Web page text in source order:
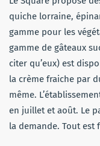
quiche lorraine,
gamme pour les
gamme de gâteaux
citer qu’eux) est
la crème fraiche par
même.
en juillet et août. Le
la demande. Tout est